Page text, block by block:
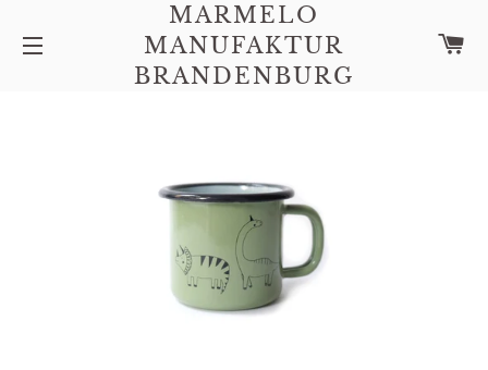
SITE NAVIGATION
MARMELO
MANUFAKTUR
BRANDENBURG